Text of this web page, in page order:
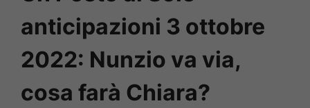
anticipazioni 3 ottobre
2022: Nunzio va via,
cosa farà Chiara?